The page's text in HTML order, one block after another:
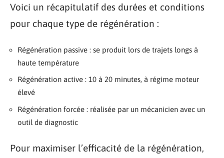
Voici un récapitulatif des durées et conditions
pour chaque type de régénération :
Régénération passive : se produit lors de trajets longs à
haute température
Régénération active : 10 à 20 minutes, à régime moteur
élevé
Régénération forcée : réalisée par un mécanicien avec un
outil de diagnostic
Pour maximiser l’efficacité de la régénération,